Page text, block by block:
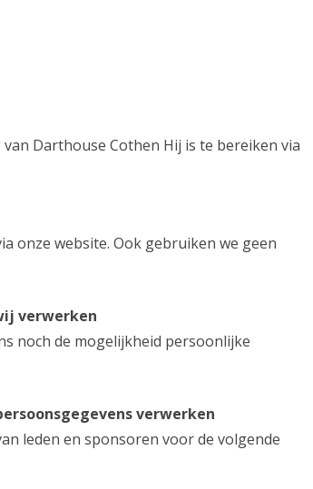
Darthouse Cothen Hij is te bereiken via
onze website. Ook gebruiken we geen
verwerken
noch de mogelijkheid persoonlijke
verwerken
leden en sponsoren voor de volgende